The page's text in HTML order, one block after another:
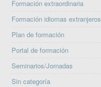
Formación extraordinaria
Formación idiomas extranjeros
Plan de formación
Portal de formación
Seminarios/Jornadas
Sin categoría